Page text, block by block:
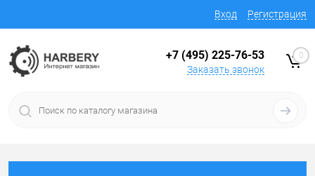
Вход Регистрация
+7 (495) 225-76-53
Заказать звонок
0